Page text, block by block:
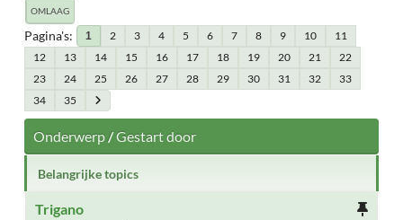
OMLAAG
Pagina's 1 2 3 4 5 6 7 8 9 10
11
12
13 14 15 16 17 18 19 20 21
22
23
24 25 26 27 28 29 30 31 32
33
34
35
Onderwerp/Gestart door
Belangrijke topics
Trigano